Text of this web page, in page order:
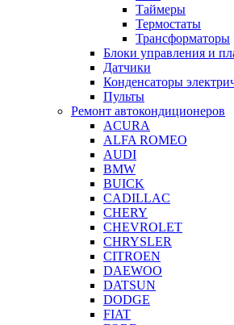
Таймеры
Термостаты
Трансформаторы
Блоки управления и
Датчики
Конденсаторы
Пульты
Ремонт автокондиционеров
ACURA
ALFA ROMEO
AUDI
BMW
BUICK
CADILLAC
CHERY
CHEVROLET
CHRYSLER
CITROEN
DAEWOO
DATSUN
DODGE
FIAT